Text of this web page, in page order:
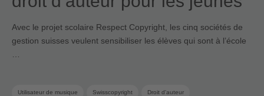
Avec le projet scolaire Respect Copyright, les cinq sociétés de
gestion suisses veulent sensibiliser les élèves qui sont à l’école
Utilisateur de musique Swisscopyright Droit d'auteur